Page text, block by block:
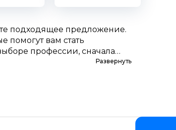
подходящее предложение.
помогут вам стать
профессии, сначала
программ по цене,
Развернуть